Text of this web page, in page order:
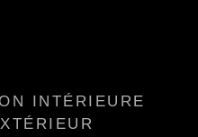
INTÉRIEURE